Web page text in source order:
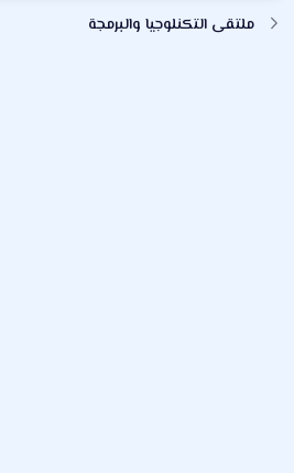
ل
ا
ملتقى التكنلوجيا والبرمجة